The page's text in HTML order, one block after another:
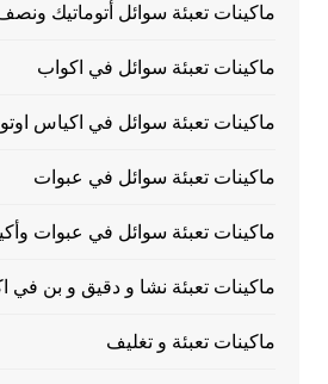
ماكينات تعبئة سوائل أتوماتيك
ماكينات تعبئة سوائل في اكواب
ماكينات تعبئة سوائل في اكياس
ماكينات تعبئة سوائل في عبوات
ماكينات تعبئة سوائل في عبوات
ماكينات تعبئة نشا و دقيق و بن في
ماكينات تعبئة و تغليف